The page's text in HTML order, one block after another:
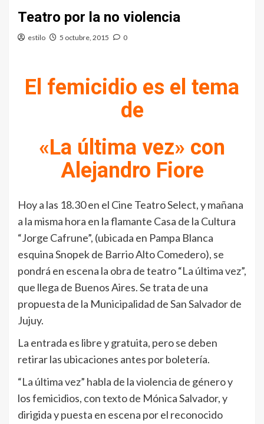
Teatro por la no violencia
estilo 5 octubre, 2015 0
El femicidio es el tema
de
«La última vez» con
Alejandro Fiore
Hoy a las 18.30 en el Cine Teatro Select, y mañana
a la misma hora en la flamante Casa de la Cultura
“Jorge Cafrune”, (ubicada en Pampa Blanca
esquina Snopek de Barrio Alto Comedero), se
pondrá en escena la obra de teatro “La última vez”,
que llega de Buenos Aires. Se trata de una
propuesta de la Municipalidad de San Salvador de
Jujuy.
La entrada es libre y gratuita, pero se deben
retirar las ubicaciones antes por boletería.
“La última vez” habla de la violencia de género y
los femicidios, con texto de Mónica Salvador, y
dirigida y puesta en escena por el reconocido